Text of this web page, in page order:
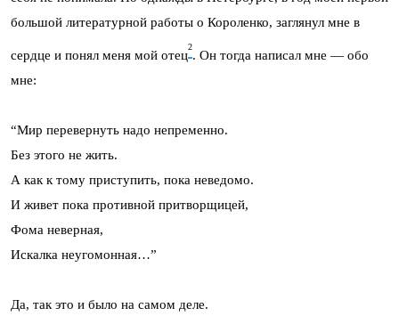
большой литературной работы о Короленко, заглянул мне в
сердце и понял меня мой отец
2
. Он тогда написал мне — обо
мне:
“Мир перевернуть надо непременно.
Без этого не жить.
А как к тому приступить, пока неведомо.
И живет пока противной притворщицей,
Фома неверная,
Искалка неугомонная…”
Да, так это и было на самом деле.